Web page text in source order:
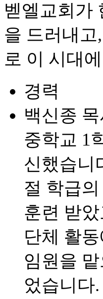
벧엘교회가
을 드러내
로 이 시대
경력
백신종
중학교 1
신했습니
절 학급
훈련 받
단체 활
임원을
었습니다.